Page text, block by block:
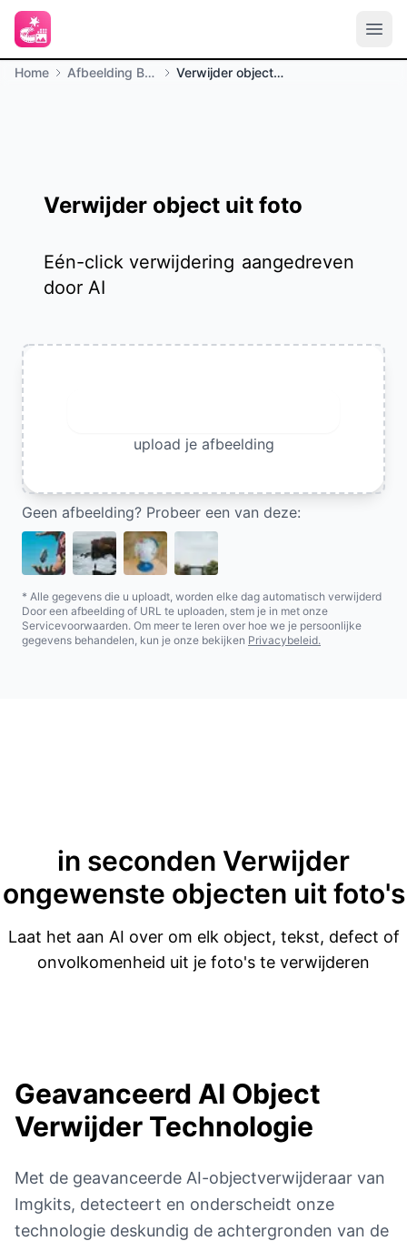
Home Afbeelding Bewerking Verwijder object uit foto
Verwijder object uit foto
Eén-click verwijdering aangedreven
door AI
upload je afbeelding
Geen afbeelding? Probeer een van deze:
* Alle gegevens die u uploadt, worden elke dag automatisch verwijderd
Door een afbeelding of URL te uploaden, stem je in met onze
Servicevoorwaarden. Om meer te leren over hoe we je persoonlijke
gegevens behandelen, kun je onze bekijken Privacybeleid.
in seconden Verwijder
ongewenste objecten uit foto's
Laat het aan AI over om elk object, tekst, defect of
onvolkomenheid uit je foto's te verwijderen
Geavanceerd AI Object
Verwijder Technologie
Met de geavanceerde AI-objectverwijderaar van
Imgkits, detecteert en onderscheidt onze
technologie deskundig de achtergronden van de